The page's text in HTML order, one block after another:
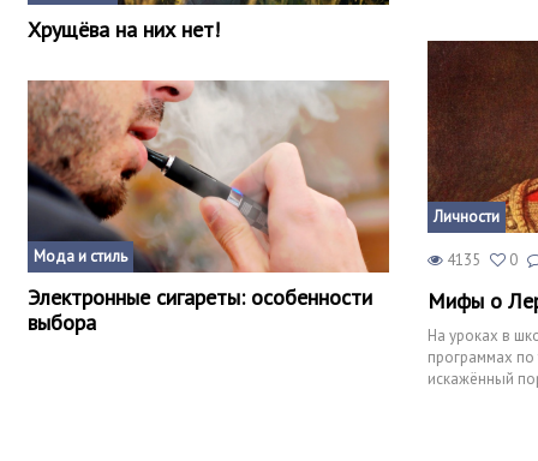
Хрущёва на них нет!
Мода и стиль
Электронные сигареты: особенности
выбора
Личности
4135 0
Мифы о
На уроках в
программах
искажённый